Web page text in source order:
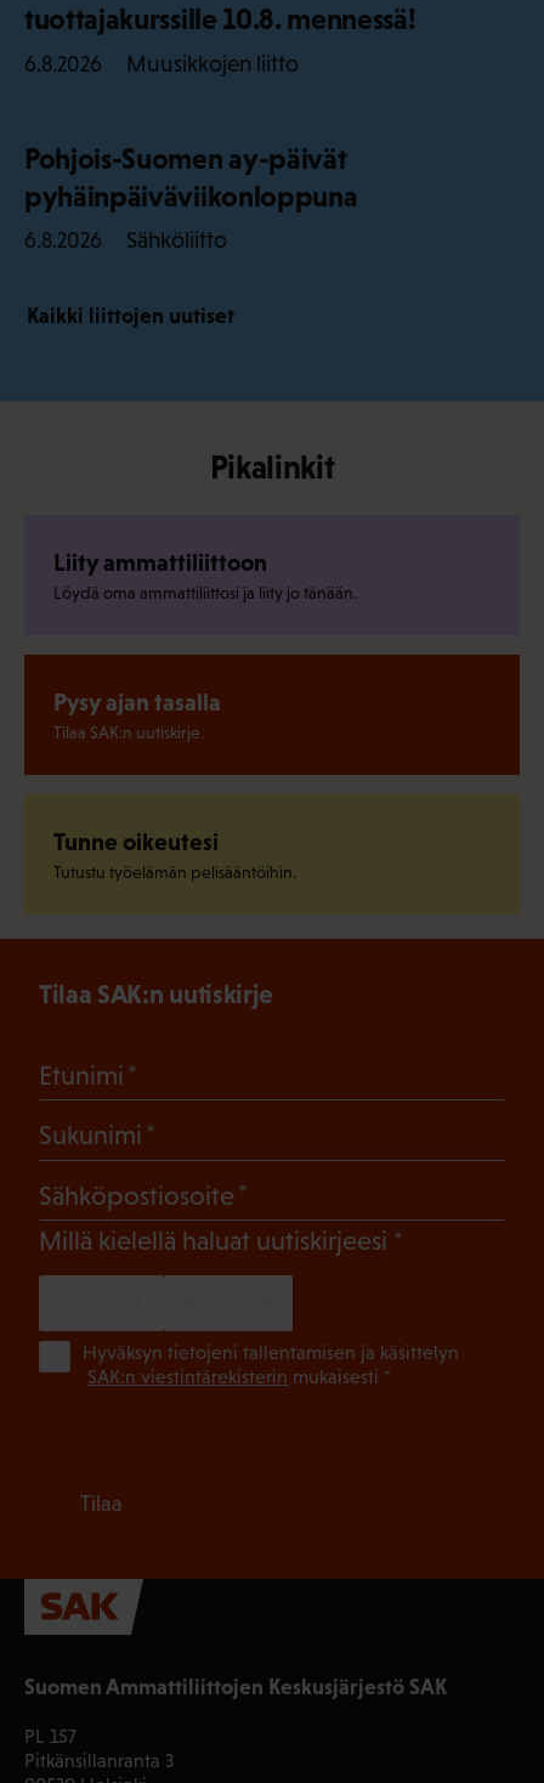
tuottajakurssille 10.8. mennessä!
6.8.2026 Muusikkojen liitto
Pohjois-Suomen ay-päivät
pyhäinpäiväviikonloppuna
6.8.2026 Sähköliitto
Kaikki liittojen uutiset
Pikalinkit
Liity ammattiliittoon
Löydä oma ammattiliittosi ja liity jo tänään.
Pysy ajan tasalla
Tilaa SAK:n uutiskirje.
Tunne oikeutesi
Tutustu työelämän pelisääntöihin.
Suomen Ammattiliittojen Keskusjärjestö SAK
PL 157
Pitkänsillanranta 3
Tilaa SAK:n uutiskirje
Etunimi
Sukunimi
Sähköpostiosoite
Millä kielellä haluat uutiskirjeesi (Pakollinen)
Hyväksyn tietojeni tallentamisen ja käsittelyn
SAK:n viestintärekisterin mukaisesti *
Tilaa